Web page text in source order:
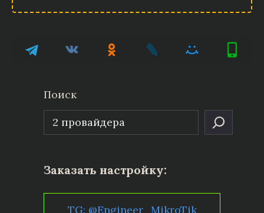
Поиск
Заказать настройку:
TG: @Engineer_MikroTik